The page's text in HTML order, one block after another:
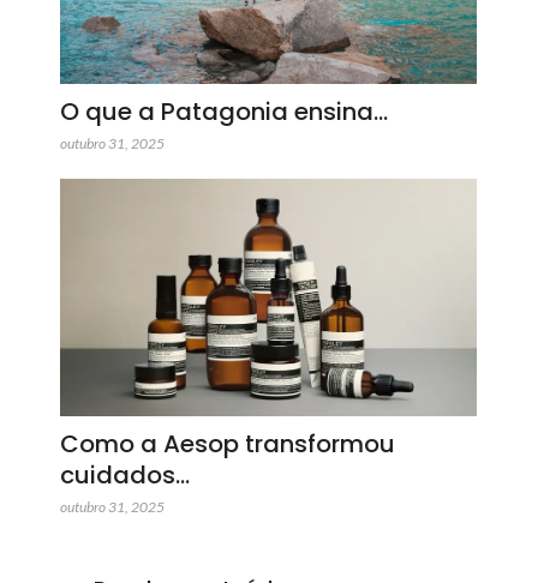
O que a Patagonia ensina…
outubro 31, 2025
Como a Aesop transformou
cuidados…
outubro 31, 2025